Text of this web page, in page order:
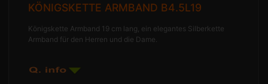
KÖNIGSKETTE ARMBAND B4.5L19
Königskette Armband 19 cm lang, ein elegantes Silberkette
Armband für den Herren und die Dame.